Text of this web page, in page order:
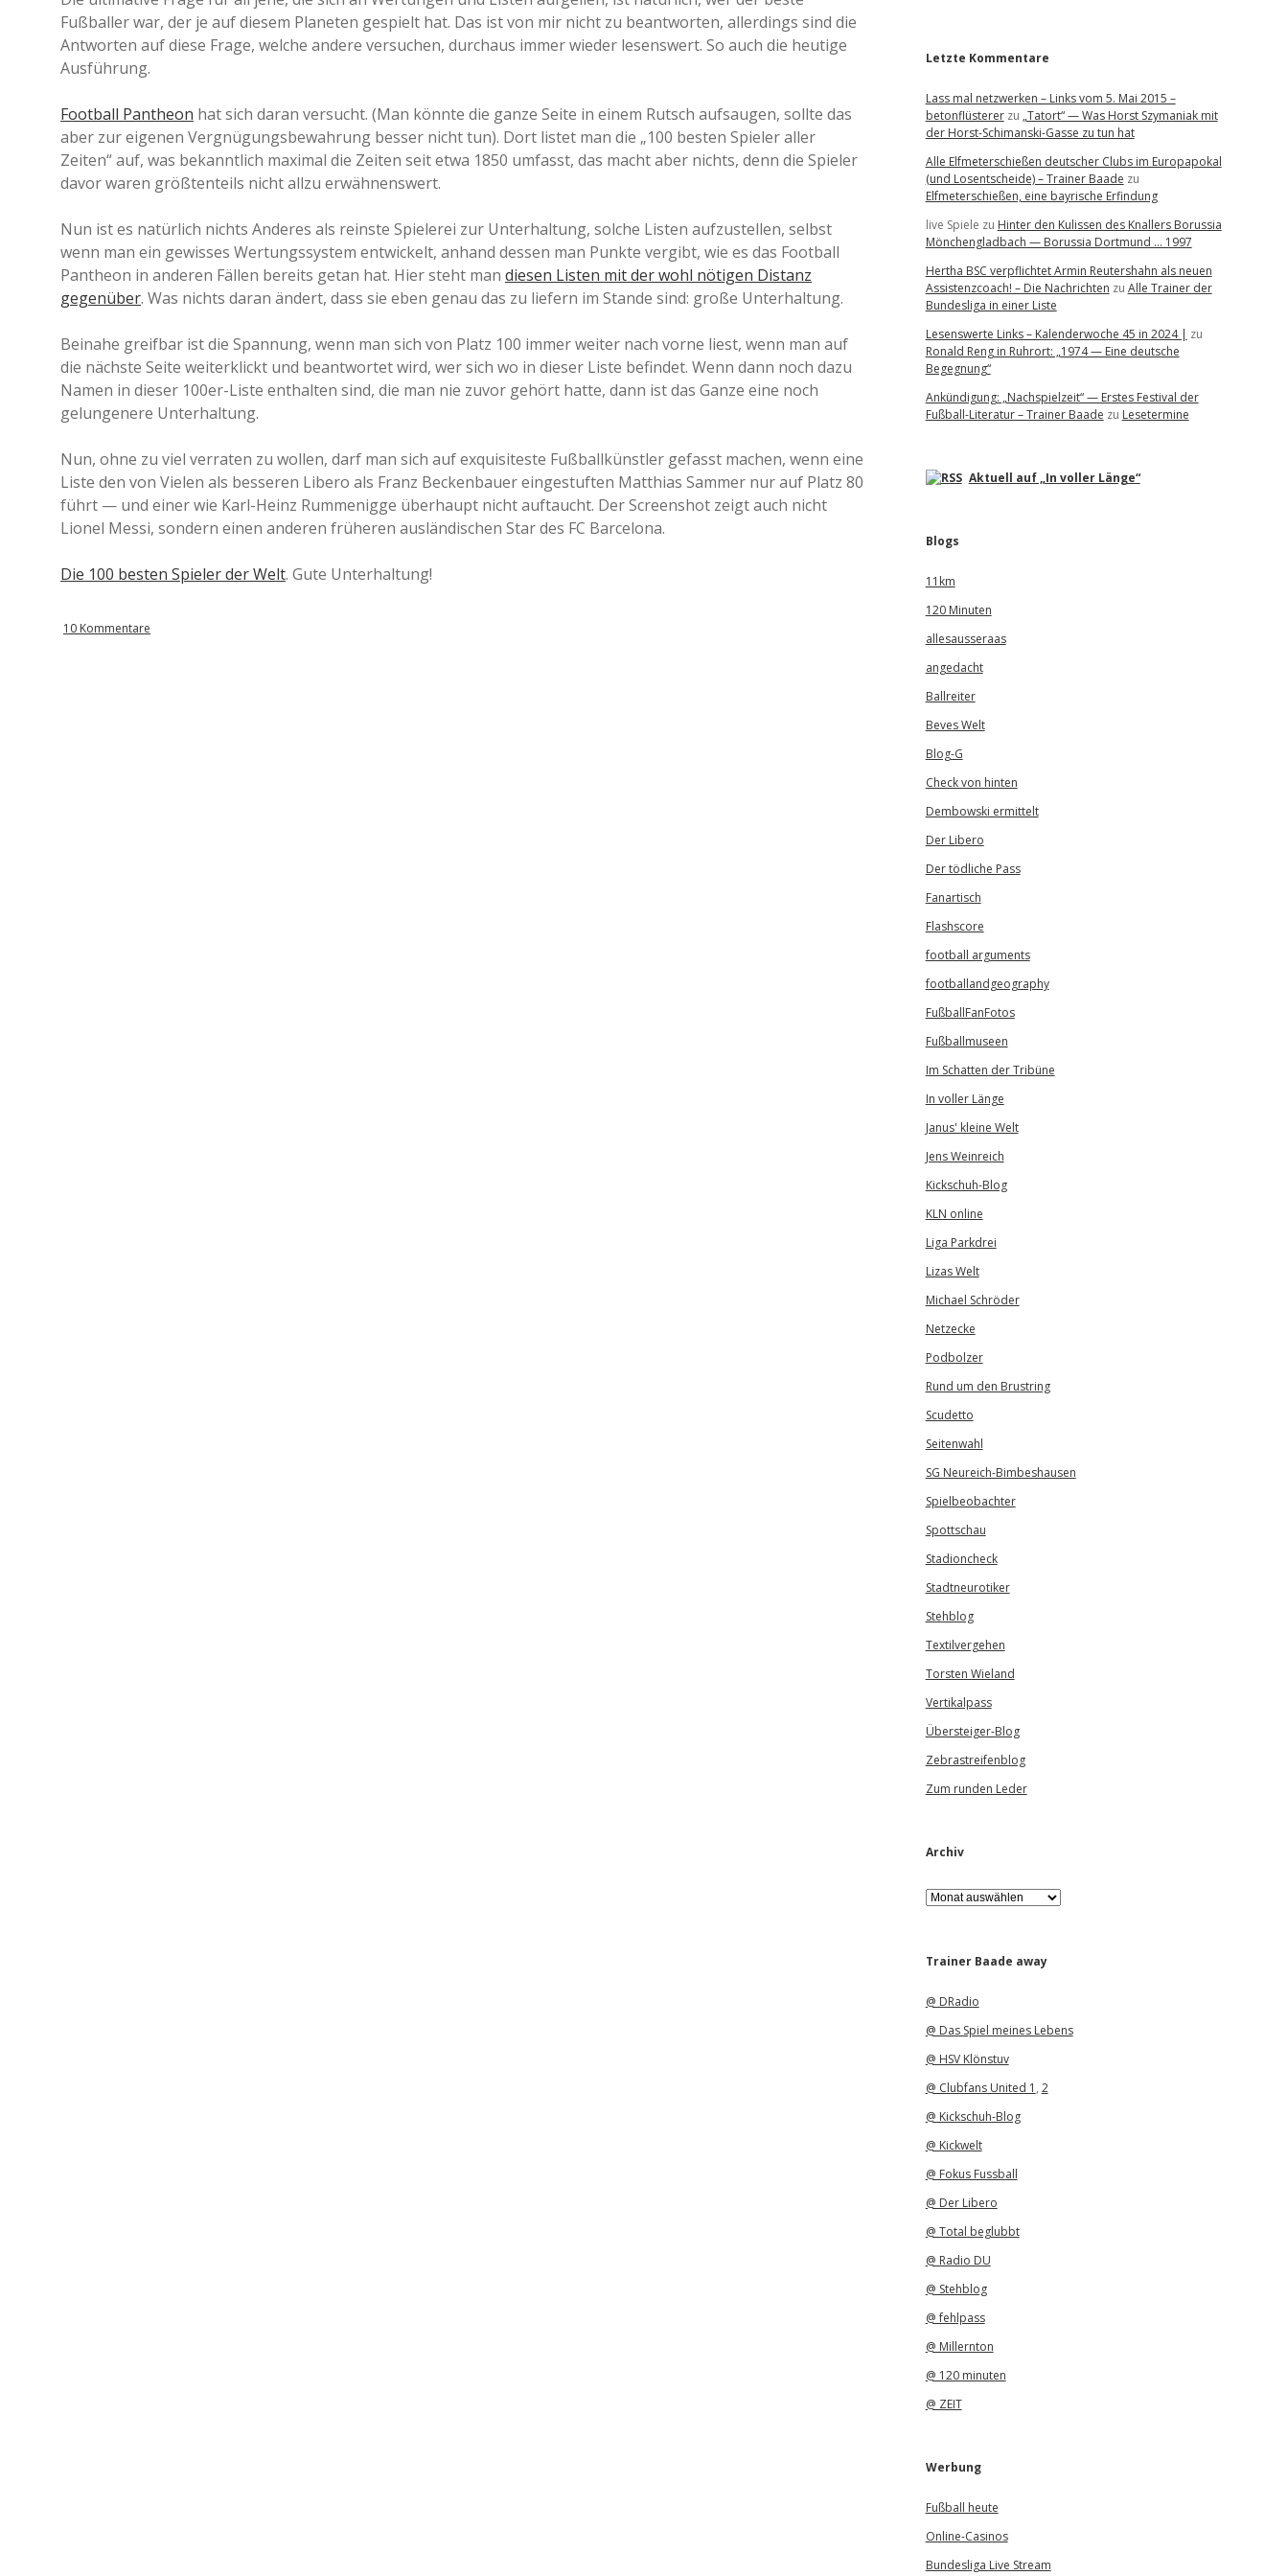
a
a
d
e
Fußballer war, der je auf diesem Planeten gespielt hat. Das ist von mir nicht zu beantworten, allerdings sind die
Antworten auf diese Frage, welche andere versuchen, durchaus immer wieder lesenswert. So auch die heutige
Ausführung.
Football Pantheon hat sich daran versucht. (Man könnte die ganze Seite in einem Rutsch aufsaugen, sollte das
aber zur eigenen Vergnügungsbewahrung besser nicht tun). Dort listet man die „100 besten Spieler aller
Zeiten“ auf, was bekanntlich maximal die Zeiten seit etwa 1850 umfasst, das macht aber nichts, denn die Spieler
davor waren größtenteils nicht allzu erwähnenswert.
Nun ist es natürlich nichts Anderes als reinste Spielerei zur Unterhaltung, solche Listen aufzustellen, selbst
wenn man ein gewisses Wertungssystem entwickelt, anhand dessen man Punkte vergibt, wie es das Football
Pantheon in anderen Fällen bereits getan hat. Hier steht man diesen Listen mit der wohl nötigen Distanz
gegenüber. Was nichts daran ändert, dass sie eben genau das zu liefern im Stande sind: große Unterhaltung.
Beinahe greifbar ist die Spannung, wenn man sich von Platz 100 immer weiter nach vorne liest, wenn man auf
die nächste Seite weiterklickt und beantwortet wird, wer sich wo in dieser Liste befindet. Wenn dann noch dazu
Namen in dieser 100er-Liste enthalten sind, die man nie zuvor gehört hatte, dann ist das Ganze eine noch
gelungenere Unterhaltung.
Nun, ohne zu viel verraten zu wollen, darf man sich auf exquisiteste Fußballkünstler gefasst machen, wenn eine
Liste den von Vielen als besseren Libero als Franz Beckenbauer eingestuften Matthias Sammer nur auf Platz 80
führt — und einer wie Karl-Heinz Rummenigge überhaupt nicht auftaucht. Der Screenshot zeigt auch nicht
Lionel Messi, sondern einen anderen früheren ausländischen Star des FC Barcelona.
Die 100 besten Spieler der Welt. Gute Unterhaltung!
10 Kommentare
Letzte Kommentare
Lass mal netzwerken – Links vom 5. Mai 2015 –
betonflüstererzu „Tatort“ — Was Horst Szymaniak mit
der Horst-Schimanski-Gasse zu tun hat
Alle Elfmeterschießen deutscher Clubs im Europapokal
(und Losentscheide) – Trainer Baade zu
Elfmeterschießen, eine bayrische Erfindung
live Spiele zu Hinter den Kulissen des Knallers Borussia
Mönchengladbach — Borussia Dortmund … 1997
Hertha BSC verpflichtet Armin Reutershahn als neuen
Assistenzcoach! – Die Nachrichten zu Alle Trainer der
Bundesliga in einer Liste
Lesenswerte Links – Kalenderwoche 45 in 2024 | zu
Ronald Reng in Ruhrort: „1974 — Eine deutsche
Begegnung“
Ankündigung: „Nachspielzeit“ — Erstes Festival der
Fußball-Literatur – Trainer Baade zu Lesetermine
Aktuell auf „In voller Länge“
Blogs
11km
120 Minuten
allesausseraas
angedacht
Ballreiter
Beves Welt
Blog-G
Check von hinten
Dembowski ermittelt
Der Libero
Der tödliche Pass
Fanartisch
Flashscore
football arguments
footballandgeography
FußballFanFotos
Fußballmuseen
Im Schatten der Tribüne
In voller Länge
Janus' kleine Welt
Jens Weinreich
Kickschuh-Blog
KLN online
Liga Parkdrei
Lizas Welt
Michael Schröder
Netzecke
Podbolzer
Rund um den Brustring
Scudetto
Seitenwahl
SG Neureich-Bimbeshausen
Spielbeobachter
Spottschau
Stadioncheck
Stadtneurotiker
Stehblog
Textilvergehen
Torsten Wieland
Vertikalpass
Übersteiger-Blog
Zebrastreifenblog
Zum runden Leder
Archiv
A
r
iTrainer Baade away
@ DRadio
@ Das Spiel meines Lebens
@ HSV Klönstuv
@ Clubfans United 1 , 2
@ Kickschuh-Blog
@ Kickwelt
@ Fokus Fussball
@ Der Libero
@ Total beglubbt
@ Radio DU
@ Stehblog
@ fehlpass
@ Millernton
@ 120 minuten
@ ZEIT
Werbung
Fußball heute
Online-Casinos
Bundesliga Live Stream